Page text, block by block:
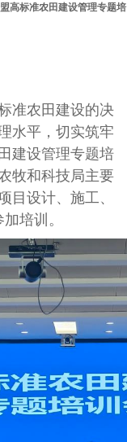
高标准农田建设管理专题培
准农田建设的决
水平，切实筑牢
建设管理专题培
牧和科技局主要
目设计、施工、
培训。